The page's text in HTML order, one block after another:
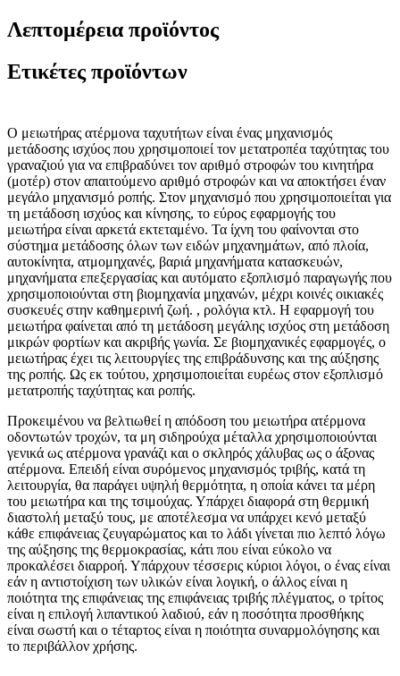
Λεπτομέρεια προϊόντος
Ετικέτες προϊόντων
Ο μειωτήρας ατέρμονα ταχυτήτων είναι ένας μηχανισμός
μετάδοσης ισχύος που χρησιμοποιεί τον μετατροπέα ταχύτητας του
γραναζιού για να επιβραδύνει τον αριθμό στροφών του κινητήρα
(μοτέρ) στον απαιτούμενο αριθμό στροφών και να αποκτήσει έναν
μεγάλο μηχανισμό ροπής. Στον μηχανισμό που χρησιμοποιείται για
τη μετάδοση ισχύος και κίνησης, το εύρος εφαρμογής του
μειωτήρα είναι αρκετά εκτεταμένο. Τα ίχνη του φαίνονται στο
σύστημα μετάδοσης όλων των ειδών μηχανημάτων, από πλοία,
αυτοκίνητα, ατμομηχανές, βαριά μηχανήματα κατασκευών,
μηχανήματα επεξεργασίας και αυτόματο εξοπλισμό παραγωγής που
χρησιμοποιούνται στη βιομηχανία μηχανών, μέχρι κοινές οικιακές
συσκευές στην καθημερινή ζωή. , ρολόγια κτλ. Η εφαρμογή του
μειωτήρα φαίνεται από τη μετάδοση μεγάλης ισχύος στη μετάδοση
μικρών φορτίων και ακριβής γωνία. Σε βιομηχανικές εφαρμογές, ο
μειωτήρας έχει τις λειτουργίες της επιβράδυνσης και της αύξησης
της ροπής. Ως εκ τούτου, χρησιμοποιείται ευρέως στον εξοπλισμό
μετατροπής ταχύτητας και ροπής.
Προκειμένου να βελτιωθεί η απόδοση του μειωτήρα ατέρμονα
οδοντωτών τροχών, τα μη σιδηρούχα μέταλλα χρησιμοποιούνται
γενικά ως ατέρμονα γρανάζι και ο σκληρός χάλυβας ως ο άξονας
ατέρμονα. Επειδή είναι συρόμενος μηχανισμός τριβής, κατά τη
λειτουργία, θα παράγει υψηλή θερμότητα, η οποία κάνει τα μέρη
του μειωτήρα και της τσιμούχας. Υπάρχει διαφορά στη θερμική
διαστολή μεταξύ τους, με αποτέλεσμα να υπάρχει κενό μεταξύ
κάθε επιφάνειας ζευγαρώματος και το λάδι γίνεται πιο λεπτό λόγω
της αύξησης της θερμοκρασίας, κάτι που είναι εύκολο να
προκαλέσει διαρροή. Υπάρχουν τέσσερις κύριοι λόγοι, ο ένας είναι
εάν η αντιστοίχιση των υλικών είναι λογική, ο άλλος είναι η
ποιότητα της επιφάνειας της επιφάνειας τριβής πλέγματος, ο τρίτος
είναι η επιλογή λιπαντικού λαδιού, εάν η ποσότητα προσθήκης
είναι σωστή και ο τέταρτος είναι η ποιότητα συναρμολόγησης και
το περιβάλλον χρήσης.